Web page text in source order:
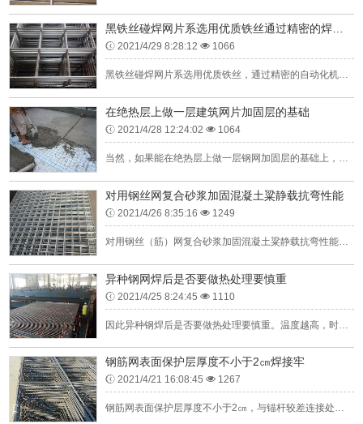
黑铁丝碰焊网片系选用优质铁丝通过精密的焊接制成
2021/4/29 8:28:12 1066
黑铁丝碰焊网片系选用优质铁丝，通过精密的自动化机械焊接制成。既具有网面平整、坚固耐用等特点，又有美观的装饰作用。镀铜碰焊网片系选用优质的铁丝镀铜后，再通过精密的自动化机械焊接制成。上述产品网面平整、结...
在绝热层上做一层建筑网片加固层的基础
2021/4/28 12:24:02 1064
当然，如果能在绝热层上做一层钢网加固层的基础上，在盘管上混凝土回填时再做一层钢网那就更好了。但是要防止混凝土蓄热层开裂可以通过控制混凝土的砂、豆石、水泥及水的配比和后期的养护来解决。有部分人认为钢丝网...
对用钢丝网复合砂浆加固混凝土粱静载抗弯性能
2021/4/26 8:35:16 1249
对用钢丝（筋）网复合砂浆加固混凝土粱静载抗弯性能做过研究，试验结果表明，钢丝（矮）网复合砂浆薄层可以明显地提高钢筋混凝土梁的抗弯承载力，提高构件抗裂性能，并且增强构件的抗弯剐度伫6吨。尚守平等人考虑到...
异种钢网焊后是否要做热处理要慎重
2021/4/25 8:24:45 1110
钢筋网表面保护层厚度不小于2㎝焊接牢
2021/4/21 16:08:45 1267
钢筋网表面保护层厚度不小于2㎝，与锚杆较差连接处用电焊焊接牢固。在有钢筋的工作面上复喷砼，其喷射作业与无钢筋情况要求不同，前者要求将钢筋背后喷护密实，钢筋表面不残留回弹物，以使钢筋有较大的握着力，有钢...